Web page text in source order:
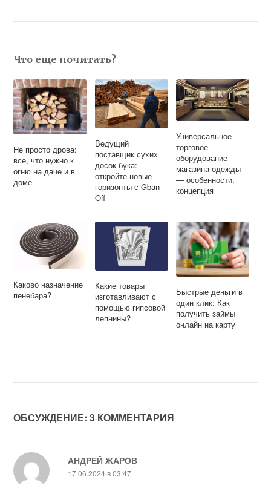
Что еще почитать?
Не просто дрова:
все, что нужно к
огню на даче и в
доме
Ведущий
поставщик сухих
досок бука:
откройте новые
горизонты с Gban-
Off
Универсальное
торговое
оборудование
магазина одежды
— особенности,
концепция
Каково назначение
пенебара?
Какие товары
изготавливают с
помощью гипсовой
лепнины?
Быстрые деньги в
один клик: Как
получить займы
онлайн на карту
ОБСУЖДЕНИЕ: 3 КОММЕНТАРИЯ
АНДРЕЙ ЖАРОВ
17.06.2024 в 03:47